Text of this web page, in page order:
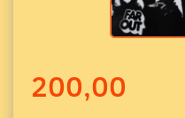
200,00